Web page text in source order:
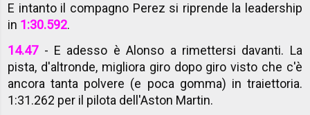
E intanto il compagno Perez si riprende la leadership
in 1:30.592.
14.47- E adesso è Alonso a rimettersi davanti. La
pista, d'altronde, migliora giro dopo giro visto che c'è
ancora tanta polvere (e poca gomma) in traiettoria.
1:31.262 per il pilota dell'Aston Martin.